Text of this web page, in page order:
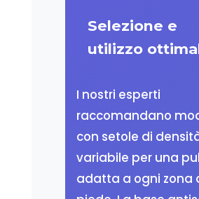
Selezione e
utilizzo
I nostri esperti
raccomandano
con setole di
variabile per una
adatta a ogni zona